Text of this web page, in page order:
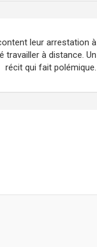
leur arrestation à
travailler à distance. Un
récit qui fait polémique.